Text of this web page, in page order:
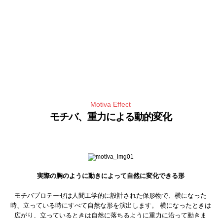
Motiva Effect
モチバ、重力による動的変化
実際の胸のように動きによって自然に変化できる形
モチバプロテーゼは人間工学的に設計された保形物で、横になった
時、立っている時にすべて自然な形を演出します。 横になったときは
広がり、立っているときは自然に落ちるように重力に沿って動きま